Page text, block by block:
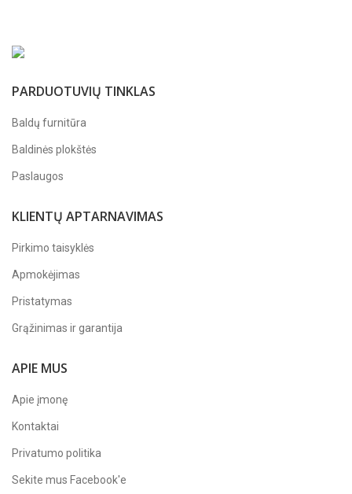
PARDUOTUVIŲ TINKLAS
Baldų furnitūra
Baldinės plokštės
Paslaugos
KLIENTŲ APTARNAVIMAS
Pirkimo taisyklės
Apmokėjimas
Pristatymas
Grąžinimas ir garantija
APIE MUS
Apie įmonę
Kontaktai
Privatumo politika
Sekite mus Facebook'e